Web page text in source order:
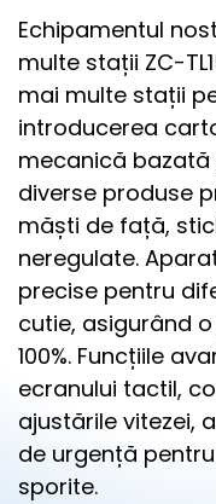
Echipamentul
multe stații ZC-
mai multe stații
introducerea
mecanică
diverse produse
măști de față,
neregulate.
precise pentru
cutie, asigurând
100%. Funcțiile
ecranului tactil,
ajustările vitezei,
de urgență
sporite.